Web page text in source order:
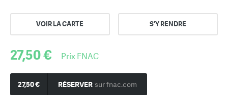
VOIR LA CARTE S'Y RENDRE
27,50 € Prix FNAC
27,50 € RÉSERVER sur fnac.com